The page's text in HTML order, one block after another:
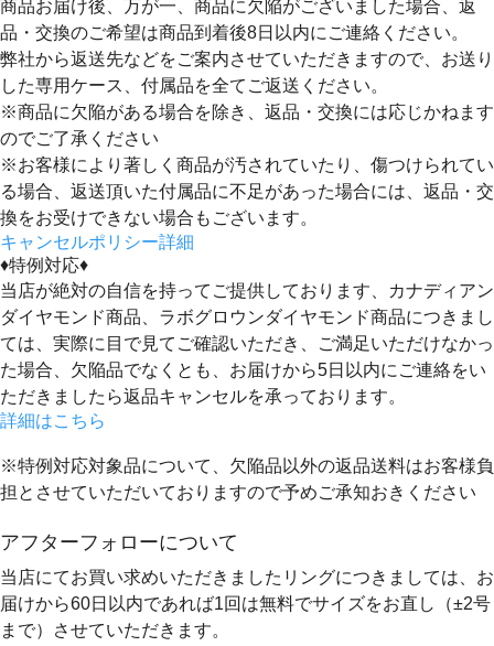
商品お届け後、万が一、商品に欠陥がございました場合、返
品・交換のご希望は商品到着後8日以内にご連絡ください。
弊社から返送先などをご案内させていただきますので、お送り
した専用ケース、付属品を全てご返送ください。
※商品に欠陥がある場合を除き、返品・交換には応じかねます
のでご了承ください
※お客様により著しく商品が汚されていたり、傷つけられてい
る場合、返送頂いた付属品に不足があった場合には、返品・交
換をお受けできない場合もございます。
キャンセルポリシー詳細
♦特例対応♦
当店が絶対の自信を持ってご提供しております、カナディアン
ダイヤモンド商品、ラボグロウンダイヤモンド商品につきまし
ては、実際に目で見てご確認いただき、ご満足いただけなかっ
た場合、欠陥品でなくとも、 お届けから5日以内にご連絡をい
ただきましたら返品キャンセルを承っております。
詳細はこちら
※特例対応対象品について、欠陥品以外の返品送料はお客様負
担とさせていただいておりますので予めご承知おきください
アフターフォローについて
当店にてお買い求めいただきましたリングにつきましては、お
届けから60日以内であれば1回は無料でサイズをお直し（±2号
まで）させていただきます。